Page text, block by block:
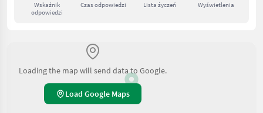
Wskaźnik
odpowiedzi
Czas odpowiedzi Lista życzeń Wyświetlenia
Loading the map will send data to Google.
Load Google Maps